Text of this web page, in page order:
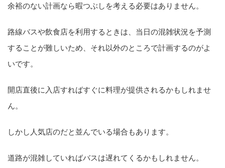
余裕のない計画なら暇つぶしを考える必要はありません。
路線バスや飲食店を利用するときは、当日の混雑状況を予測
することが難しいため、それ以外のところで計画するのがよ
いです。
開店直後に入店すればすぐに料理が提供されるかもしれませ
ん。
しかし人気店のだと並んでいる場合もあります。
道路が混雑していればバスは遅れてくるかもしれません。